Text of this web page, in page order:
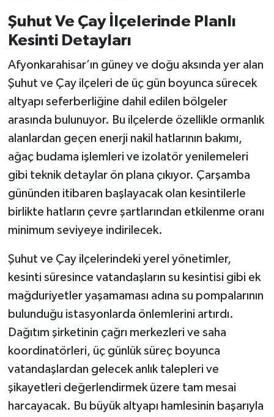
Şuhut Ve Çay İlçelerinde Planlı
Kesinti Detayları
Afyonkarahisar’ın güney ve doğu aksında yer alan
Şuhut ve Çay ilçeleri de üç gün boyunca sürecek
altyapı seferberliğine dahil edilen bölgeler
arasında bulunuyor. Bu ilçelerde özellikle ormanlık
alanlardan geçen enerji nakil hatlarının bakımı,
ağaç budama işlemleri ve izolatör yenilemeleri
gibi teknik detaylar ön plana çıkıyor. Çarşamba
gününden itibaren başlayacak olan kesintilerle
birlikte hatların çevre şartlarından etkilenme oranı
minimum seviyeye indirilecek.
Şuhut ve Çay ilçelerindeki yerel yönetimler,
kesinti süresince vatandaşların su kesintisi gibi ek
mağduriyetler yaşamaması adına su pompalarının
bulunduğu istasyonlarda önlemlerini artırdı.
Dağıtım şirketinin çağrı merkezleri ve saha
koordinatörleri, üç günlük süreç boyunca
vatandaşlardan gelecek anlık talepleri ve
şikayetleri değerlendirmek üzere tam mesai
harcayacak. Bu büyük altyapı hamlesinin başarıyla